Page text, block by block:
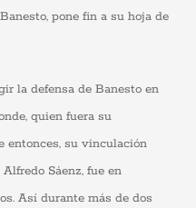
pone fin a su hoja de
la defensa de Banesto en
quien fuera su
entonces, su vinculación
Sáenz, fue en
Así durante más de dos